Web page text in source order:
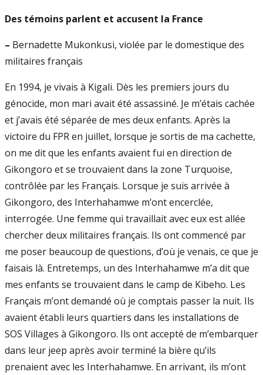
Des témoins parlent et accusent la France
– Bernadette Mukonkusi, violée par le domestique des
militaires français
En 1994, je vivais à Kigali. Dès les premiers jours du
génocide, mon mari avait été assassiné. Je m’étais cachée
et j’avais été séparée de mes deux enfants. Après la
victoire du FPR en juillet, lorsque je sortis de ma cachette,
on me dit que les enfants avaient fui en direction de
Gikongoro et se trouvaient dans la zone Turquoise,
contrôlée par les Français. Lorsque je suis arrivée à
Gikongoro, des Interhahamwe m’ont encerclée,
interrogée. Une femme qui travaillait avec eux est allée
chercher deux militaires français. Ils ont commencé par
me poser beaucoup de questions, d’où je venais, ce que je
faisais là. Entretemps, un des Interhahamwe m’a dit que
mes enfants se trouvaient dans le camp de Kibeho. Les
Français m’ont demandé où je comptais passer la nuit. Ils
avaient établi leurs quartiers dans les installations de
SOS Villages à Gikongoro. Ils ont accepté de m’embarquer
dans leur jeep après avoir terminé la bière qu’ils
prenaient avec les Interhahamwe. En arrivant, ils m’ont